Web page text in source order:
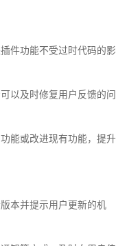
件功能不受过时代码的影
以及时修复用户反馈的问
能或改进现有功能，提升
本并提示用户更新的机